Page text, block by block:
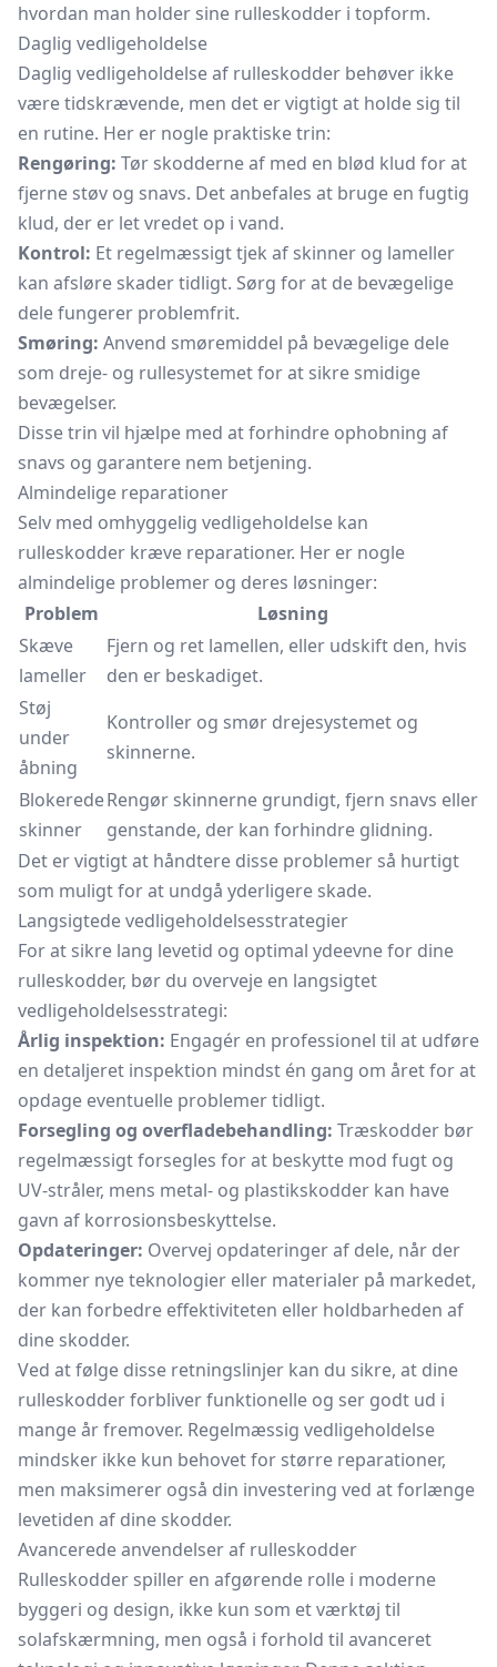
hvordan man holder sine rulleskodder i topform.
Daglig vedligeholdelse
Daglig vedligeholdelse af rulleskodder behøver ikke
være tidskrævende, men det er vigtigt at holde sig til
en rutine. Her er nogle praktiske trin:
Rengøring: Tør skodderne af med en blød klud for at
fjerne støv og snavs. Det anbefales at bruge en fugtig
klud, der er let vredet op i vand.
Kontrol: Et regelmæssigt tjek af skinner og lameller
kan afsløre skader tidligt. Sørg for at de bevægelige
dele fungerer problemfrit.
Smøring: Anvend smøremiddel på bevægelige dele
som dreje- og rullesystemet for at sikre smidige
bevægelser.
Disse trin vil hjælpe med at forhindre ophobning af
snavs og garantere nem betjening.
Almindelige reparationer
Selv med omhyggelig vedligeholdelse kan
rulleskodder kræve reparationer. Her er nogle
almindelige problemer og deres løsninger:
Problem
Løsning
Skæve
lameller
Fjern og ret lamellen, eller udskift den, hvis
den er beskadiget.
Støj
under
åbning
Kontroller og smør drejesystemet og
skinnerne.
Blokerede
skinner
Rengør skinnerne grundigt, fjern snavs eller
genstande, der kan forhindre glidning.
Det er vigtigt at håndtere disse problemer så hurtigt
som muligt for at undgå yderligere skade.
Langsigtede vedligeholdelsesstrategier
For at sikre lang levetid og optimal ydeevne for dine
rulleskodder, bør du overveje en langsigtet
vedligeholdelsesstrategi:
Årlig inspektion: Engagér en professionel til at udføre
en detaljeret inspektion mindst én gang om året for at
opdage eventuelle problemer tidligt.
Forsegling og overfladebehandling: Træskodder bør
regelmæssigt forsegles for at beskytte mod fugt og
UV-stråler, mens metal- og plastikskodder kan have
gavn af korrosionsbeskyttelse.
Opdateringer: Overvej opdateringer af dele, når der
kommer nye teknologier eller materialer på markedet,
der kan forbedre effektiviteten eller holdbarheden af
dine skodder.
Ved at følge disse retningslinjer kan du sikre, at dine
rulleskodder forbliver funktionelle og ser godt ud i
mange år fremover. Regelmæssig vedligeholdelse
mindsker ikke kun behovet for større reparationer,
men maksimerer også din investering ved at forlænge
levetiden af dine skodder.
Avancerede anvendelser af rulleskodder
Rulleskodder spiller en afgørende rolle i moderne
byggeri og design, ikke kun som et værktøj til
solafskærmning, men også i forhold til avanceret